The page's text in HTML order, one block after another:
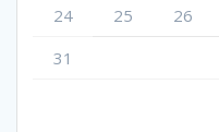
24
25 26
31